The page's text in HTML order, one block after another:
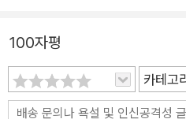
역에 대한 시사점을 다루는 것이
니다.
이 책의 마지막 장에서 저자들은 아
년의 이야기를 꺼내면서 그 당시 각
왜냐하면 그들이 우리의 소원을
엔 대가가 따르는데 디지털 기기
에 대해 더 많은 것을 알게 된다
시사점을 고찰한다. 우선 사생활
100자평
카테고